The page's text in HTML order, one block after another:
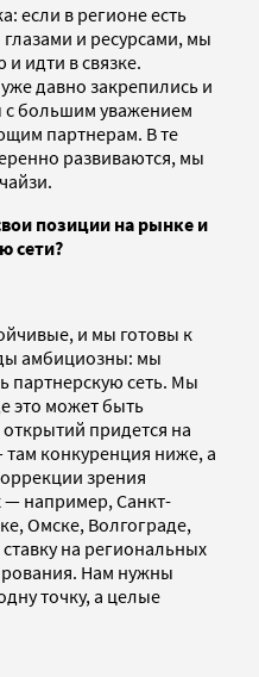
если в регионе есть
и ресурсами, мы
идти в связке.
давно закрепились и
с большим уважением
партнерам. В те
развиваются, мы
позиции на рынке и
сети?
и мы готовы к
амбициозны: мы
партнерскую сеть. Мы
это может быть
придется на
конкуренция ниже, а
зрения
— например, Санкт-
Омске, Волгограде,
на региональных
Нам нужны
точку, а целые